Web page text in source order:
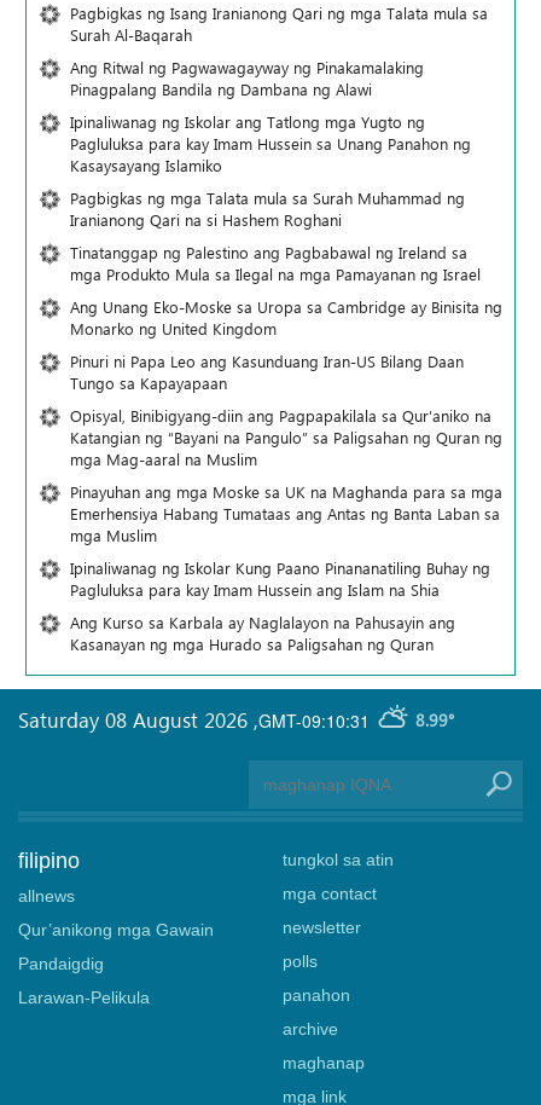
Pagbigkas ng Isang Iranianong Qari ng mga Talata mula sa
Surah Al-Baqarah
Ang Ritwal ng Pagwawagayway ng Pinakamalaking
Pinagpalang Bandila ng Dambana ng Alawi
Ipinaliwanag ng Iskolar ang Tatlong mga Yugto ng
Pagluluksa para kay Imam Hussein sa Unang Panahon ng
Kasaysayang Islamiko
Pagbigkas ng mga Talata mula sa Surah Muhammad ng
Iranianong Qari na si Hashem Roghani
Tinatanggap ng Palestino ang Pagbabawal ng Ireland sa
mga Produkto Mula sa Ilegal na mga Pamayanan ng Israel
Ang Unang Eko-Moske sa Uropa sa Cambridge ay Binisita ng
Monarko ng United Kingdom
Pinuri ni Papa Leo ang Kasunduang Iran-US Bilang Daan
Tungo sa Kapayapaan
Opisyal, Binibigyang-diin ang Pagpapakilala sa Qur’aniko na
Katangian ng “Bayani na Pangulo” sa Paligsahan ng Quran ng
mga Mag-aaral na Muslim
Pinayuhan ang mga Moske sa UK na Maghanda para sa mga
Emerhensiya Habang Tumataas ang Antas ng Banta Laban sa
mga Muslim
Ipinaliwanag ng Iskolar Kung Paano Pinananatiling Buhay ng
Pagluluksa para kay Imam Hussein ang Islam na Shia
Ang Kurso sa Karbala ay Naglalayon na Pahusayin ang
Kasanayan ng mga Hurado sa Paligsahan ng Quran
GMT-09:10:31 8.99°
Saturday 08 August 2026 ,
filipino
allnews
Qur’anikong mga Gawain
Pandaigdig
Larawan-Pelikula
tungkol sa atin
mga contact
newsletter
polls
panahon
archive
maghanap
mga link